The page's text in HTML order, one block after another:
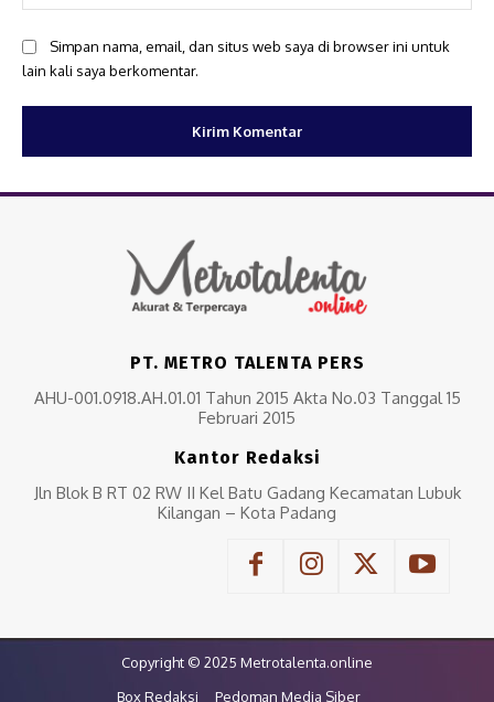
Simpan nama, email, dan situs web saya di browser ini untuk
lain kali saya berkomentar.
PT. METRO TALENTA PERS
AHU-001.0918.AH.01.01 Tahun 2015 Akta No.03 Tanggal 15
Februari 2015
Kantor Redaksi
Jln Blok B RT 02 RW II Kel Batu Gadang Kecamatan Lubuk
Kilangan – Kota Padang
Copyright © 2025 Metrotalenta.online
Box Redaksi
Pedoman Media Siber